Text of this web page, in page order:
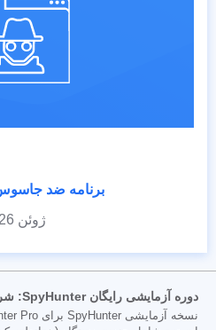
برنامه ضد
ژوئن 26, 2023
دوره آزمایشی رایگان SpyHunter: شرایط و ضوابط مهم